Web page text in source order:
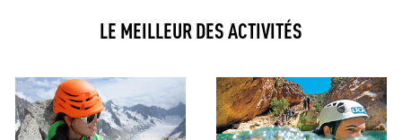
LE MEILLEUR DES ACTIVITÉS